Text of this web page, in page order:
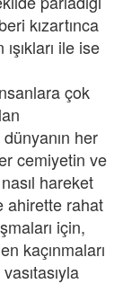
kızartınca
ışıkları ile ise
çok
her
cemiyetin ve
hareket
ahirette rahat
için,
kaçınmaları